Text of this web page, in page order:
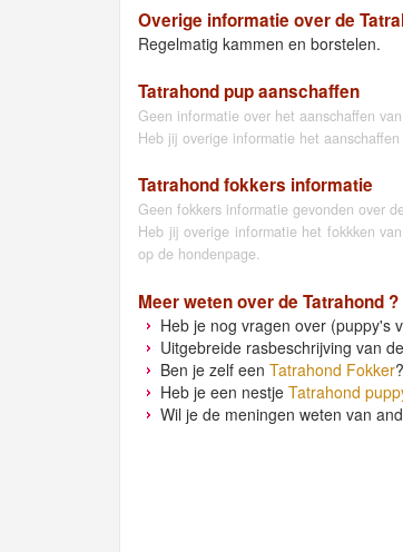
Overige informatie over de
Regelmatig kammen en borstelen.
Tatrahond pup aanschaffen
Geen informatie over het aanschaffen
Heb jij overige informatie het
Tatrahond fokkers informatie
Geen fokkers informatie gevonden over
Heb jij overige informatie het fokkken
op de hondenpage.
Meer weten over de Tatrahond ?
Heb je nog vragen over (puppy's
Uitgebreide rasbeschrijving van
Ben je zelf een Tatrahond Fokker
Heb je een nestje Tatrahond
Wil je de meningen weten van